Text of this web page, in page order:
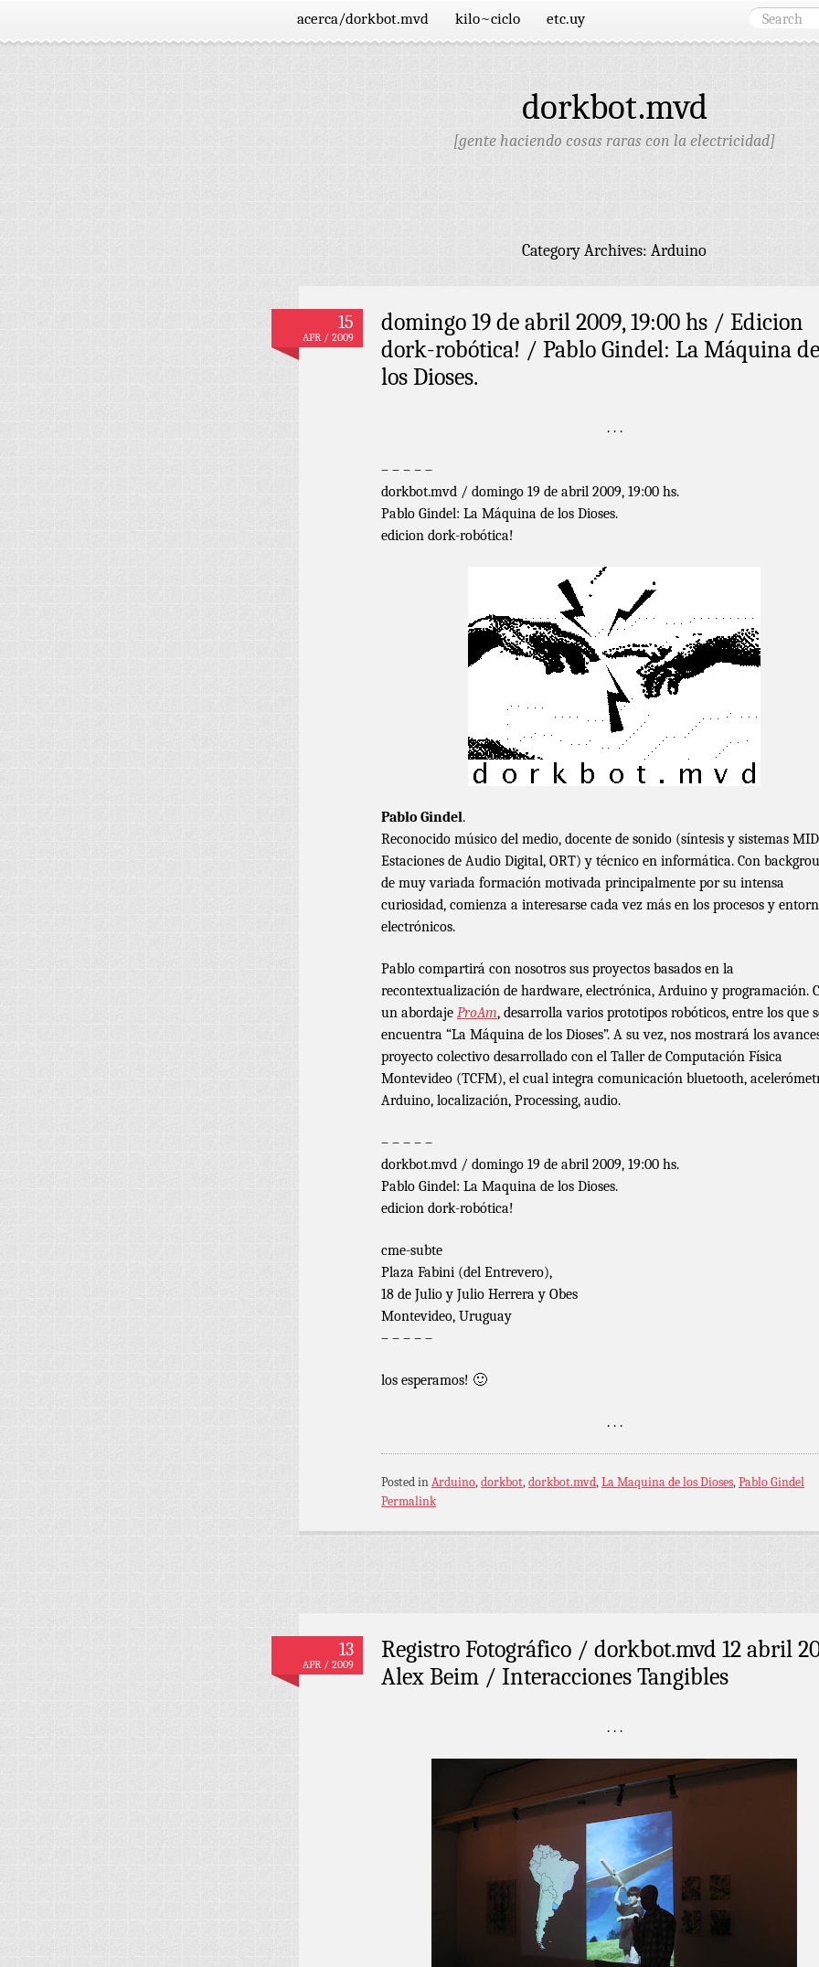
acerca/dorkbot.mvd kilo~ciclo etc.uy
dorkbot.mvd
[gente haciendo cosas raras con la electricidad]
Category Archives: Arduino
15
APR / 2009
domingo 19 de abril 2009, 19:00 hs / Edicion
dork-robótica! / Pablo Gindel: La Máquina de
los Dioses.
. . .
– – – – –
dorkbot.mvd / domingo 19 de abril 2009, 19:00 hs.
Pablo Gindel: La Máquina de los Dioses.
edicion dork-robótica!
Pablo Gindel.
Reconocido músico del medio, docente de sonido (síntesis y sistemas
Estaciones de Audio Digital, ORT) y técnico en informática. Con
de muy variada formación motivada principalmente por su intensa
curiosidad, comienza a interesarse cada vez más en los procesos y
electrónicos.
Pablo compartirá con nosotros sus proyectos basados en la
recontextualización de hardware, electrónica, Arduino y programación.
un abordaje ProAm, desarrolla varios prototipos robóticos, entre los que
encuentra “La Máquina de los Dioses”. A su vez, nos mostrará los
proyecto colectivo desarrollado con el Taller de Computación Física
Montevideo (TCFM), el cual integra comunicación bluetooth,
Arduino, localización, Processing, audio.
– – – – –
dorkbot.mvd / domingo 19 de abril 2009, 19:00 hs.
Pablo Gindel: La Maquina de los Dioses.
edicion dork-robótica!
cme-subte
Plaza Fabini (del Entrevero),
18 de Julio y Julio Herrera y Obes
Montevideo, Uruguay
– – – – –
los esperamos! 🙂
. . .
Posted inArduino,dorkbot,dorkbot.mvd,La Maquina de los Dioses,Pablo Gindel
Permalink
13
APR / 2009
Registro Fotográfico / dorkbot.mvd 12 abril
Alex Beim / Interacciones Tangibles
. . .